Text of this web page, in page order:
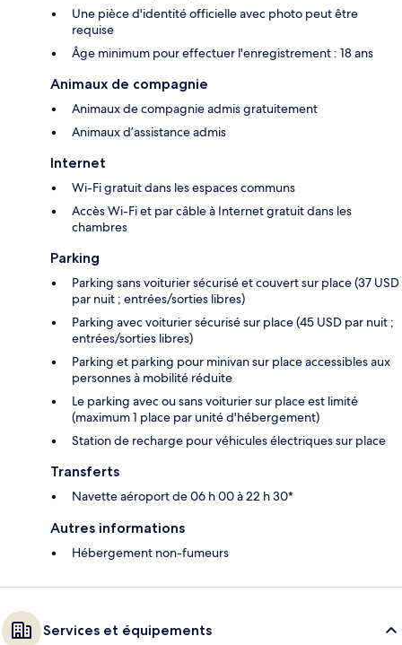
Une pièce d'identité officielle avec photo peut être
requise
Âge minimum pour effectuer l'enregistrement : 18 ans
Animaux de compagnie
Animaux de compagnie admis gratuitement
Animaux d’assistance admis
Internet
Wi-Fi gratuit dans les espaces communs
Accès Wi-Fi et par câble à Internet gratuit dans les
chambres
Parking
Parking sans voiturier sécurisé et couvert sur place (37 USD
par nuit ; entrées/sorties libres)
Parking avec voiturier sécurisé sur place (45 USD par nuit ;
entrées/sorties libres)
Parking et parking pour minivan sur place accessibles aux
personnes à mobilité réduite
Le parking avec ou sans voiturier sur place est limité
(maximum 1 place par unité d'hébergement)
Station de recharge pour véhicules électriques sur place
Transferts
Navette aéroport de 06 h 00 à 22 h 30*
Autres informations
Hébergement non-fumeurs
Services et équipements